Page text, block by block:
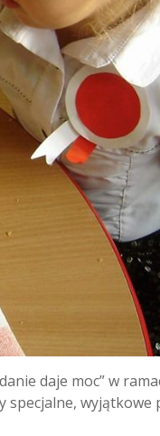
daje moc” w
specjalne, wyjątkowe